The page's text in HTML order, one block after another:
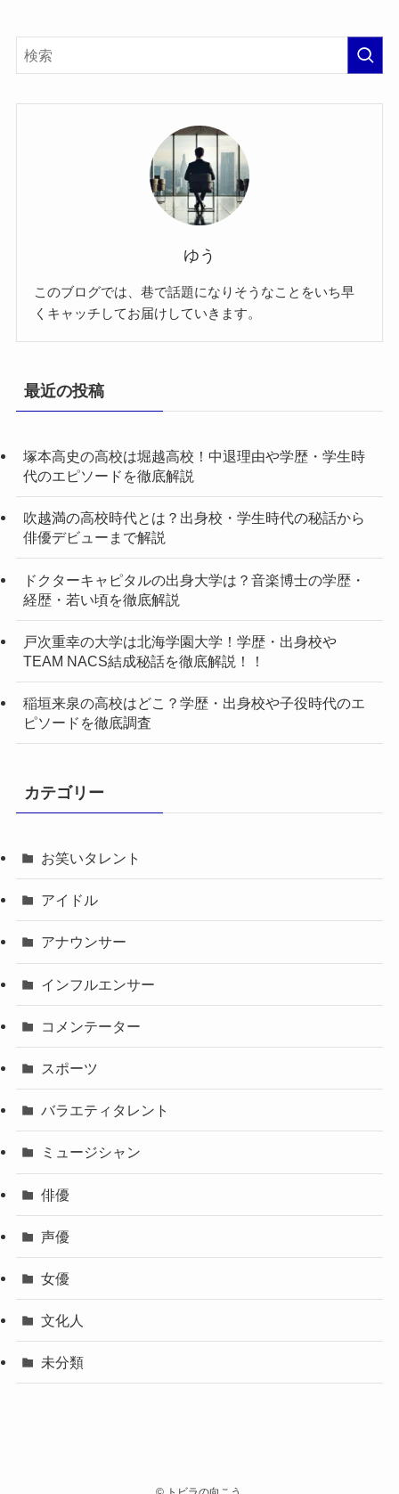
ゆう
このブログでは、巷で話題になりそうなことをいち早
くキャッチしてお届けしていきます。
最近の投稿
塚本高史の高校は堀越高校！中退理由や学歴・学生時
代のエピソードを徹底解説
吹越満の高校時代とは？出身校・学生時代の秘話から
俳優デビューまで解説
ドクターキャピタルの出身大学は？音楽博士の学歴・
経歴・若い頃を徹底解説
戸次重幸の大学は北海学園大学！学歴・出身校や
TEAM NACS結成秘話を徹底解説！！
稲垣来泉の高校はどこ？学歴・出身校や子役時代のエ
ピソードを徹底調査
カテゴリー
お笑いタレント
アイドル
アナウンサー
インフルエンサー
コメンテーター
スポーツ
バラエティタレント
ミュージシャン
俳優
声優
女優
文化人
未分類